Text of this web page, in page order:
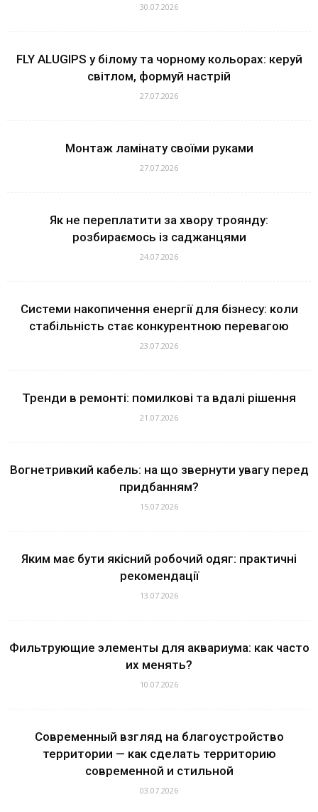
30.07.2026
FLY ALUGIPS у білому та чорному кольорах: керуй
світлом, формуй настрій
27.07.2026
Монтаж ламінату своїми руками
27.07.2026
Як не переплатити за хвору троянду:
розбираємось із саджанцями
24.07.2026
Системи накопичення енергії для бізнесу: коли
стабільність стає конкурентною перевагою
23.07.2026
Тренди в ремонті: помилкові та вдалі рішення
21.07.2026
Вогнетривкий кабель: на що звернути увагу перед
придбанням?
15.07.2026
Яким має бути якісний робочий одяг: практичні
рекомендації
13.07.2026
Фильтрующие элементы для аквариума: как часто
их менять?
10.07.2026
Современный взгляд на благоустройство
территории — как сделать территорию
современной и стильной
03.07.2026